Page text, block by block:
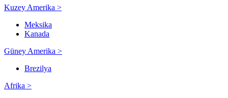
Kuzey Amerika >
Meksika
Kanada
Güney Amerika >
Brezilya
Afrika >